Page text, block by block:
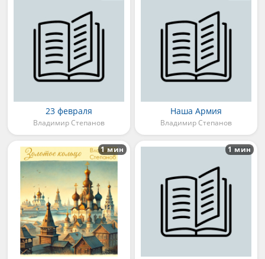
23 февраля
Владимир Степанов
Наша Армия
Владимир Степанов
1 мин 1 мин